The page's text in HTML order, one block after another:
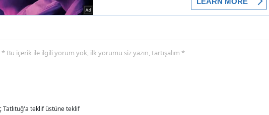
* Bu içerik ile ilgili yorum yok, ilk yorumu siz yazın, tartışalım *
Tatlıtuğ'a teklif üstüne teklif